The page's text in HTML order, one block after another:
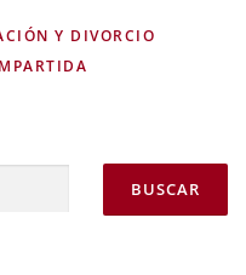
Y DIVORCIO